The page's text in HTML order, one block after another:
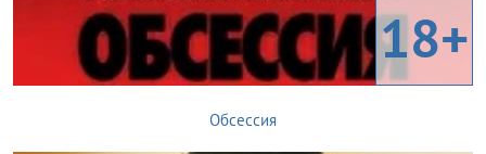
18+
Обсессия